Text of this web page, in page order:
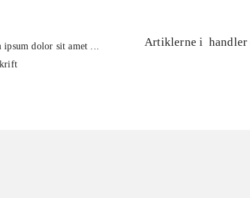
ipsum dolor sit amet ...
Artiklerne i